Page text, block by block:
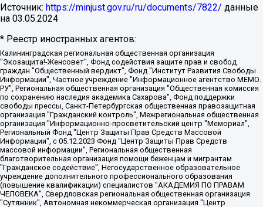
Источник: https://minjust.gov.ru/ru/documents/7822/ данные
на 03.05.2024
* Реестр иностранных агентов:
Калининградская региональная общественная организация "Экозащита!-Женсовет", Фонд содействия защите прав и свобод граждан "Общественный вердикт", Фонд "Институт Развития Свободы Информации", Частное учреждение "Информационное агентство МЕМО. РУ", Региональная общественная организация "Общественная комиссия по сохранению наследия академика Сахарова", Фонд поддержки свободы прессы, Санкт-Петербургская общественная правозащитная организация "Гражданский контроль", Межрегиональная общественная организация "Информационно-просветительский центр "Мемориал", Региональный Фонд "Центр Защиты Прав Средств Массовой Информации", с 05.12.2023 Фонд "Центр Защиты Прав Средств массовой информации", Региональная общественная благотворительная организация помощи беженцам и мигрантам "Гражданское содействие", Негосударственное образовательное учреждение дополнительного профессионального образования (повышение квалификации) специалистов "АКАДЕМИЯ ПО ПРАВАМ ЧЕЛОВЕКА", Свердловская региональная общественная организация "Сутяжник", Автономная некоммерческая организация "Центр независимых социологических исследований", Союз общественных объединений "Российский исследовательский центр по правам человека", Региональное общественное учреждение научно-информационный центр "МЕМОРИАЛ", Некоммерческая организация "Фонд защиты гласности", Автономная некоммерческая организация "Институт прав человека", Городская общественная организация "Екатеринбургское общество "МЕМОРИАЛ", Городская общественная организация "Рязанское историко-просветительское и правозащитное общество "Мемориал" (Рязанский Мемориал), Челябинский региональный орган общественной самодеятельности – женское общественное объединение "Женщины Евразии", Челябинский региональный орган общественной самодеятельности "Уральская правозащитная группа", Фонд содействия защите здоровья и социальной справедливости имени Андрея Рылькова, Автономная Некоммерческая Организация "Аналитический Центр Юрия Левады", Автономная некоммерческая организация социальной поддержки населения "Проект Апрель", Региональная общественная организация помощи женщинам и детям, находящимся в кризисной ситуации "Информационно-методический центр "Анна", Фонд содействия развитию массовых коммуникаций и правовому просвещению "Так-так-Так", Фонд содействия устойчивому развитию "Серебряная тайга", Свердловский региональный общественный фонд социальных проектов "Новое время", "Idel.Реалии", Кавказ.Реалии, Крым.Реалии, Телеканал Настоящее Время, Татаро-башкирская служба Радио Свобода (Azatliq Radiosi), Радио Свободная Европа/Радио Свобода (PCE/PC), "Сибирь.Реалии", "Фактограф", Благотворительный фонд помощи осужденным и их семьям, Автономная некоммерческая организация "Институт глобализации и социальных движений", Фонд "В защиту прав заключенных", Частное учреждение "Центр поддержки и содействия развитию средств массовой информации", Пензенский региональный общественный благотворительный фонд "Гражданский союз", "Север.Реалии", Некоммерческая организация Фонд "Правовая инициатива", Общество с ограниченной ответственностью "Радио Свободная Европа/Радио Свобода", Чешское информационное агентство "MEDIUM-ORIENT", Красноярская региональная общественная организация "Мы против СПИДа", Камалягин Денис Николаевич, Маркелов Сергей Евгеньевич, Пономарев Лев Александрович, Савицкая Людмила Алексеевна, Автономная некоммерческая организация "Центр по работе с проблемой насилия "НАСИЛИЮ.НЕТ", Межрегиональный профессиональный союз работников здравоохранения "Альянс врачей", Юридическое лицо, зарегистрированное в Латвийской Республике, SIA "Medusa Project" (регистрационный номер 40103797863, дата регистрации 10.06.2014), Некоммерческая организация "Фонд по борьбе с коррупцией", Автономная некоммерческая организация "Институт права и публичной политики", Баданин Роман Сергеевич, Гликин Максим Александрович, Железнова Мария Михайловна, Лукьянова Юлия Сергеевна, Маетная Елизавета Витальевна, Маняхин Петр Борисович, Чуракова Ольга Владимировна, Ярош Юлия Петровна, Юридическое лицо "The Insider SIA", зарегистрированное в Риге, Латвийская Республика (дата регистрации 26.06.2015), являющееся администратором доменного имени интернет-издания "The Insider SIA", https://theins.ru, Постернак Алексей Евгеньевич, Рубин Михаил Аркадьевич, Анин Роман Александрович, Юридическое лицо Istories fonds, зарегистрированное в Латвийской Республике (регистрационный номер 50008295751, дата регистрации 24.02.2020), Великовский Дмитрий Александрович, Долинина Ирина Николаевна, Мароховская Алеся Алексеевна, Шлейнов Роман Юрьевич, Шмагун Олеся Валентиновна, Общество с ограниченной ответственностью "Альтаир 2021", Общество с ограниченной ответственностью "Вега 2021", Общество с ограниченной ответственностью "Главный редактор 2021", Общество с ограниченной ответственностью "Ромашки монолит", Важенков Артем Валерьевич, Ивановская областная общественная организация "Центр гендерных исследований", Гурман Юрий Альбертович, Медиапроект "ОВД-Инфо", Егоров Владимир Владимирович, Жилинский Владимир Александрович, Общество с ограниченной ответственностью "ЗП", Иванова София Юрьевна, Карезина Инна Павловна, Кильтау Екатерина Викторовна, Петров Алексей Викторович, Пискунов Сергей Евгеньевич, Смирнов Сергей Сергеевич, Тихонов Михаил Сергеевич, Общество с ограниченной ответственностью "ЖУРНАЛИСТ-ИНОСТРАННЫЙ АГЕНТ", Арапова Галина Юрьевна, Вольтская Татьяна Анатольевна, Американская компания "Mason G.E.S. Anonymous Foundation" (США), являющаяся владельцем интернет-издания https://mnews.world/, Компания "Stichting Bellingcat", зарегистрированная в Нидерландах (дата регистрации 11.07.2018), Захаров Андрей Вячеславович, Клепиковская Екатерина Дмитриевна, Общество с ограниченной ответственностью "МЕМО", Перл Роман Александрович, Симонов Евгений Алексеевич, Соловьева Елена Анатольевна, Сотников Даниил Владимирович, Сурначева Елизавета Дмитриевна, Автономная некоммерческая организация по защите прав человека и информированию населения "Якутия – Наше Мнение", Общество с ограниченной ответственностью "Москоу диджитал медиа", с 26.01.2023 Общество с ограниченной ответственностью "Чайка Белые сады", Ветошкина Валерия Валерьевна, Заговора Максим Александрович, Межрегиональное общественное движение "Российская ЛГБТ - сеть", Оленичев Максим Владимирович, Павлов Иван Юрьевич, Скворцова Елена Сергеевна, Общество с ограниченной ответственностью "Как бы инагент", Кочетков Игорь Викторович, Общество с ограниченной ответственностью "Честные выборы", Еланчик Олег Александрович, Общество с ограниченной ответственностью "Нобелевский призыв", Гималова Регина Эмилевна, Григорьев Андрей Валерьевич, Григорьева Алина Александровна, Ассоциация по содействию защите прав призывников, альтернативнослужащих и военнослужащих "Правозащитная группа "Гражданин.Армия.Право", Хисамова Регина Фаритовна, Автономная некоммерческая организация по реализации социально-правовых программ "Лилит", Дальневосточное общественное движение "Маяк", Санкт-Петербургская ЛГБТ-инициативная группа "Выход", Инициативная группа ЛГБТ+ "Реверс", Алексеев Андрей Викторович, Бекбулатова Таисия Львовна, Беляев Иван Михайлович, Владыкина Елена Сергеевна, Гельман Марат Александрович, Никульшина Вероника Юрьевна, Толоконникова Надежда Андреевна, Шендерович Виктор Анатольевич, Общество с ограниченной ответственностью "Данное сообщение", Общество с ограниченной ответственностью Издательский дом "Новая глава", Айнбиндер Александра Александровна, Московский комьюнити-центр для ЛГБТ+инициатив, Благотворительный фонд развития филантропии, Deutsche Welle (Германия, Kurt-Schumacher-Strasse 3, 53113 Bonn), Борзунова Мария Михайловна, Воробьев Виктор Викторович, Голубева Анна Львовна, Константинова Алла Михайловна, Малкова Ирина Владимировна, Мурадов Мурад Абдулгалимович, Осетинская Елизавета Николаевна, Понасенков Евгений Николаевич, Ганапольский Матвей Юрьевич, Киселев Евгений Алексеевич, Борухович Ирина Григорьевна, Дремин Иван Тимофеевич, Дубровский Дмитрий Викторович, Красноярская региональная общественная организация поддержки и развития альтернативных образовательных технологий и межкультурных коммуникаций "ИНТЕРРА", Маяковская Екатерина Алексеевна, Фейгин Марк Захарович, Филимонов Андрей Викторович, Дзугкоева Регина Николаевна, Доброхотов Роман Александрович, Дудь Юрий Александрович, Елкин Сергей Владимирович, Кругликов Кирилл Игоревич, Сабунаева Мария Леонидовна, Семенов Алексей Владимирович, Шаинян Карен Багратович, Шульман Екатерина Михайловна, Асафьев Артур Валерьевич, Вахштайн Виктор Семенович, Венедиктов Алексей Алексеевич, Лушникова Екатерина Евгеньевна, Волков Леонид Михайлович, Невзоров Александр Глебович, Пархоменко Сергей Борисович, Сироткин Ярослав Николаевич, Кара-Мурза Владимир Владимирович, Баранова Наталья Владимировна, Гозман Леонид Яковлевич, Кагарлицкий Борис Юльевич, Климарев Михаил Валерьевич, Милов Владимир Станиславович, Автономная некоммерческая организация Краснодарский центр современного искусства "Типография", Моргенштерн Алишер Тагирович, Соболь Любовь Эдуардовна, Общество с ограниченной ответственностью "ЛИЗА НОРМ", Каспаров Гарри Кимович, Ходорковский Михаил Борисович, Общество с ограниченной ответственностью "Апрельские тезисы", Данилович Ирина Брониславовна, Кашин Олег Владимирович, Петров Николай Владимирович, Пивоваров Алексей Владимирович, Соколов Михаил Владимирович, Цветкова Юлия Владимировна, Чичваркин Евгений Александрович, Комитет против пыток/Команда против пыток, Общество с ограниченной ответственностью "Первый научный", Общество с ограниченной ответственностью "Вертолет и ко", Белоцерковская Вероника Борисовна, Кац Максим Евгеньевич, Лазарева Татьяна Юрьевна, Шаведдинов Руслан Табризович, Яшин Илья Валерьевич, Общество с ограниченной ответственностью "Иноагент ААВ", Алешковский Дмитрий Петрович, Альбац Евгения Марковна, Быков Дмитрий Львович, Галямина Юлия Евгеньевна, Лойко Сергей Леонидович, Мартынов Кирилл Константинович, Медведев Сергей Александрович, Крашенинников Федор Геннадиевич, Гордеева Катерина Вл